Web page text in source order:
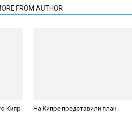
FROM AUTHOR
Кипр
На Кипре представили план